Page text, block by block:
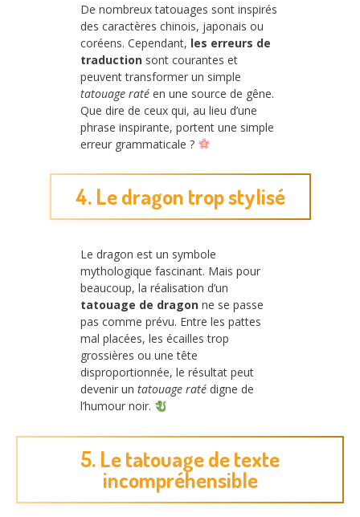
De nombreux tatouages sont inspirés
des caractères chinois, japonais ou
coréens. Cependant, les erreurs de
traduction sont courantes et
peuvent transformer un simple
tatouage raté en une source de gêne.
Que dire de ceux qui, au lieu d’une
phrase inspirante, portent une simple
erreur grammaticale ?
4. Le dragon trop stylisé
Le dragon est un symbole
mythologique fascinant. Mais pour
beaucoup, la réalisation d’un
tatouage de dragon ne se passe
pas comme prévu. Entre les pattes
mal placées, les écailles trop
grossières ou une tête
disproportionnée, le résultat peut
devenir un tatouage raté digne de
l’humour noir.
5. Le tatouage de texte
incompréhensible